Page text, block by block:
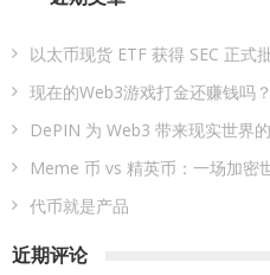
以太币现货 ETF 获得 SEC 正式
现在的Web3游戏打金还赚钱吗？
DePIN 为 Web3 带来现实世界
Meme 币 vs 精英币：一场加密
代币就是产品
近期评论